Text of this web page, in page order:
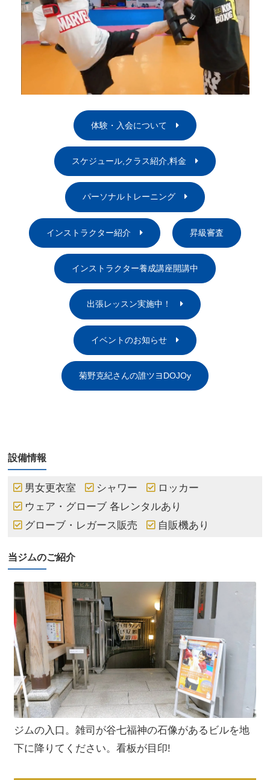
体験・入会について
スケジュール,クラス紹介,料金
パーソナルトレーニング
インストラクター紹介 昇級審査
インストラクター養成講座開講中
出張レッスン実施中！
イベントのお知らせ
菊野克紀さんの誰ツヨDOJOy
設備情報
男女更衣室 シャワー
ロッカー
ウェア・グローブ 各レンタルあり
グローブ・レガース販売
自販機あり
当ジムのご紹介
ジムの入口。雑司が谷七福神の石像があるビルを地
下に降りてください。看板が目印!